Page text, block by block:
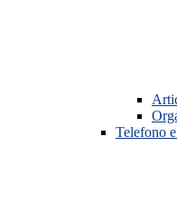
Telefono